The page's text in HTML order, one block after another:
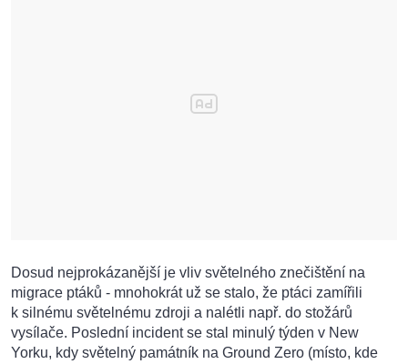
Dosud nejprokázanější je vliv světelného znečištění na
migrace ptáků - mnohokrát už se stalo, že ptáci zamířili
k silnému světelnému zdroji a nalétli např. do stožárů
vysílače. Poslední incident se stal minulý týden v New
Yorku, kdy světelný památník na Ground Zero (místo, kde